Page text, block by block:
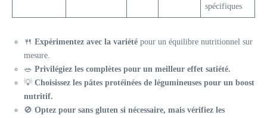
spécifiques
🍴 Expérimentez avec la variété pour un équilibre nutritionnel sur
mesure.
🥗 Privilégiez les complètes pour un meilleur effet satiété.
💡 Choisissez les pâtes protéinées de légumineuses pour un boost
nutritif.
🚫 Optez pour sans gluten si nécessaire, mais vérifiez les